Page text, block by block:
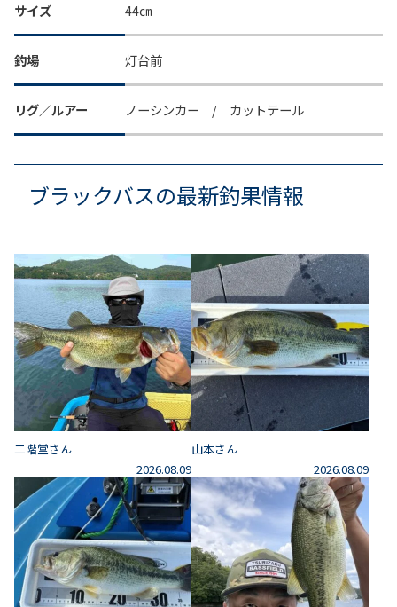
サイズ 44㎝
釣場 灯台前
リグ／ルアー ノーシンカー / カットテール
ブラックバスの最新釣果情報
二階堂さん
2026.08.09
山本さん
2026.08.09